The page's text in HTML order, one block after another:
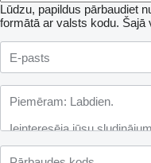
Lūdzu, papildus pārbaudiet
formātā ar valsts kodu. Šajā